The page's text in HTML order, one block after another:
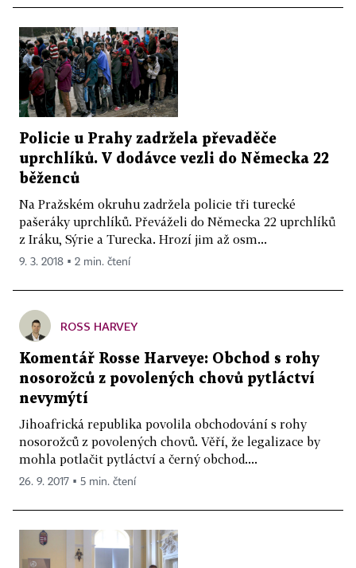
Policie u Prahy zadržela převaděče
uprchlíků. V dodávce vezli do Německa 22
běženců
Na Pražském okruhu zadržela policie tři turecké
pašeráky uprchlíků. Převáželi do Německa 22 uprchlíků
z Iráku, Sýrie a Turecka. Hrozí jim až osm...
9. 3. 2018 ▪ 2 min. čtení
ROSS HARVEY
Komentář Rosse Harveye: Obchod s rohy
nosorožců z povolených chovů pytláctví
nevymýtí
Jihoafrická republika povolila obchodování s rohy
nosorožců z povolených chovů. Věří, že legalizace by
mohla potlačit pytláctví a černý obchod....
26. 9. 2017 ▪ 5 min. čtení